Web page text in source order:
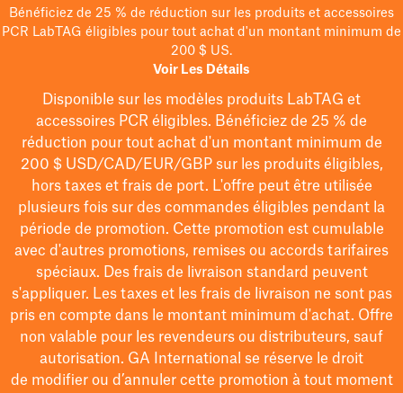
Bénéficiez de 25 % de réduction sur les produits et accessoires
PCR LabTAG éligibles pour tout achat d'un montant minimum de
200 $ US.
Voir Les Détails
Disponible sur les modèles produits LabTAG et
accessoires PCR éligibles. Bénéficiez de 25 % de
réduction pour tout achat d'un montant minimum de
200 $USD/CAD/EUR/GBPsur les produits éligibles,
hors taxes et frais de port. L'offre peut être utilisée
plusieurs fois sur des commandes éligibles pendant la
période de promotion. Cette promotion est cumulable
avec d'autres promotions, remises ou accords tarifaires
spéciaux. Des frais de livraison standard peuvent
s'appliquer. Les taxes et les frais de livraison ne sont pas
pris en compte dans le montant minimum d'achat. Offre
non valable pour les revendeurs ou distributeurs, sauf
autorisation. GA International se réserve le droit
de modifierou d’annuler cette promotion à tout moment